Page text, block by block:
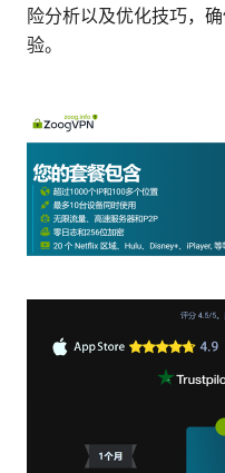
险分析以及优化技巧，
验。